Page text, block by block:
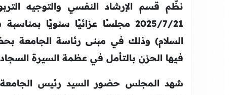
نظّم قسم الإرشاد النفسي والتوجيه
2025/7/21 مجلسًا عزائيًا سنويًا
السلام) وذلك في مبنى رئاسة الجامعة
فيها الحزن بالتأمل في عظمة السيرة
شهد المجلس حضور السيد رئيس الجامعة